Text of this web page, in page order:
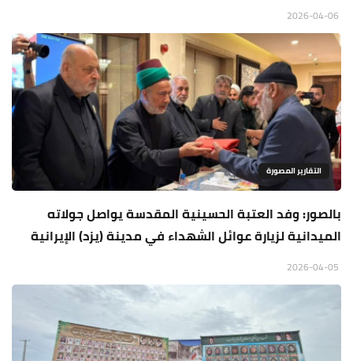
التقارير المصورة
بالصور: وفد العتبة الحسينية المقدسة يواصل جولاته
الميدانية لزيارة عوائل الشهداء في مدينة (يزد) الإيرانية